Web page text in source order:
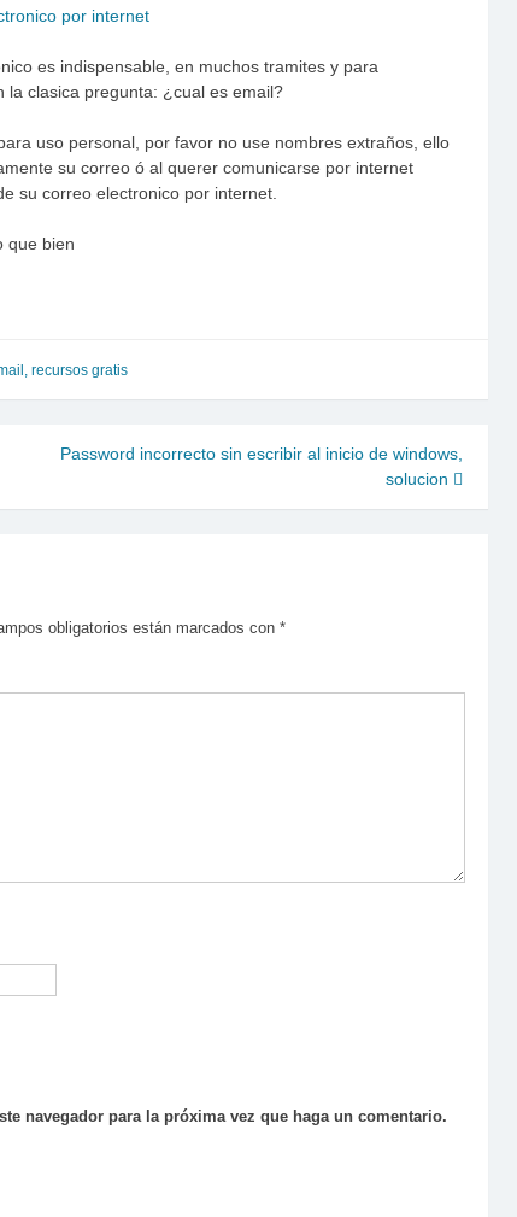
es indispensable, en muchos tramites y para
la clasica pregunta: ¿cual es email?
uso personal, por favor no use nombres extraños, ello
su correo ó al querer comunicarse por internet
su correo electronico por internet.
que bien
, recursos gratis
Password incorrecto sin escribir al inicio de windows,
solucion
obligatorios están marcados con *
navegador para la próxima vez que haga un comentario.